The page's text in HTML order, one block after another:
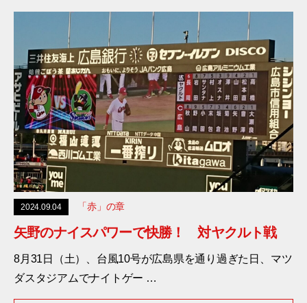
2024.09.04 「赤」の章
矢野のナイスパワーで快勝！ 対ヤクルト戦
8月31日（土）、台風10号が広島県を通り過ぎた日、マツ
ダスタジアムでナイトゲー …